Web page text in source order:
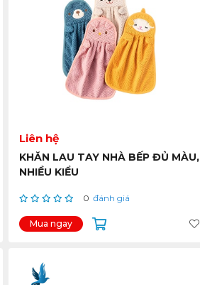
Liên hệ
KHĂN LAU TAY NHÀ BẾP ĐỦ MÀU,
NHIỀU KIỂU
0 đánh giá
Mua ngay